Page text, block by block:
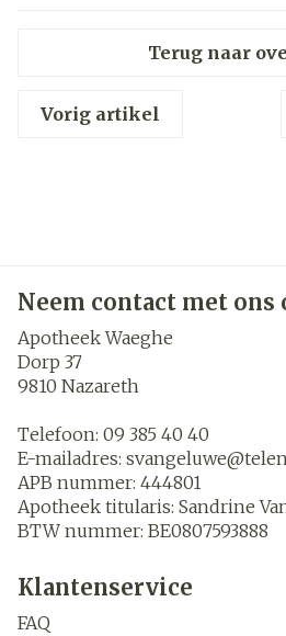
Terug naar
Vorig artikel
Neem contact met ons
Apotheek Waeghe
Dorp 37
9810 Nazareth
Telefoon: 09 385 40 40
E-mailadres: svangeluwe@
APB nummer: 444801
Apotheek titularis: Sandrine
BTW nummer: BE0807593888
Klantenservice
FAQ